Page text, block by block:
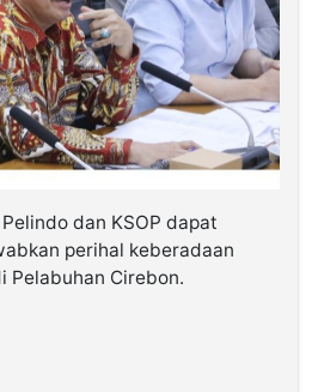
dan KSOP dapat
perihal keberadaan
Pelabuhan Cirebon.